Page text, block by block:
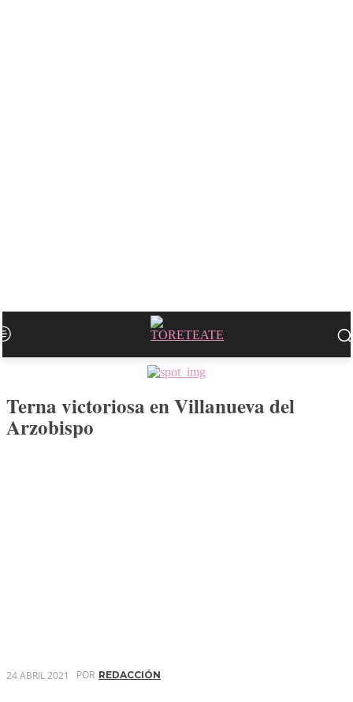
Terna victoriosa en Villanueva del
Arzobispo
24 ABRIL 2021 POR REDACCIÓN